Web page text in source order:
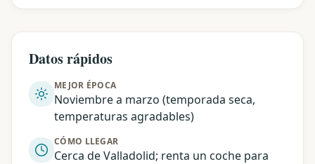
Datos rápidos
MEJOR ÉPOCA
Noviembre a marzo (temporada seca,
temperaturas agradables)
CÓMO LLEGAR
Cerca de Valladolid; renta un coche para